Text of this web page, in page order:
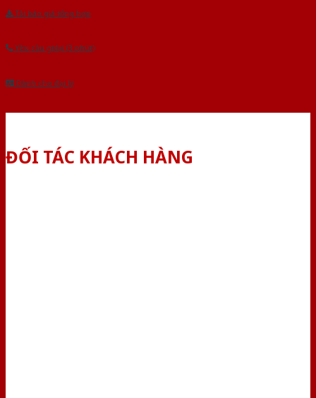
Tải báo giá tổng hợp
Yêu cầu gọi lại (3 phút)
Dành cho đại lý
ĐỐI TÁC KHÁCH HÀNG